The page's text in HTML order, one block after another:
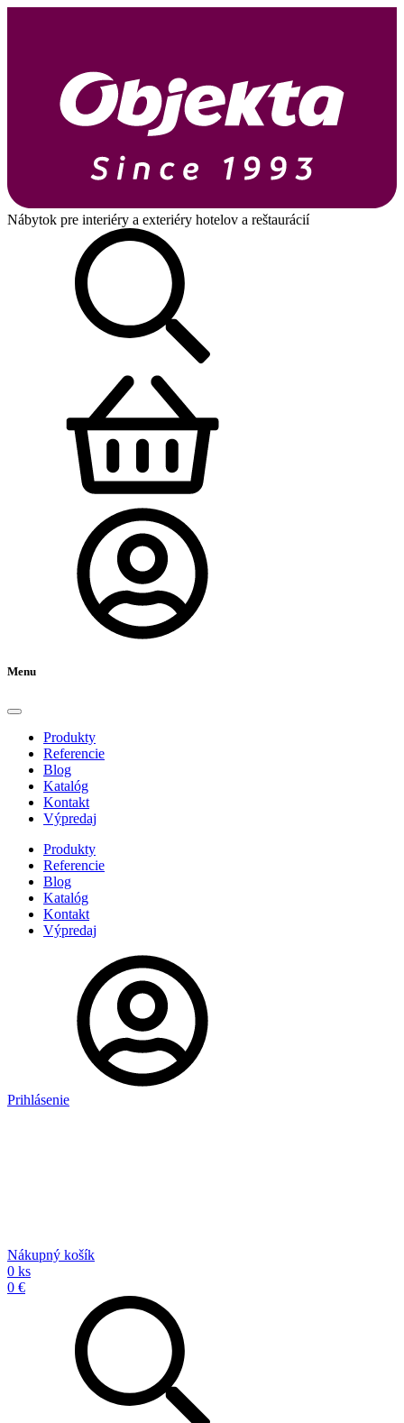
Nábytok pre interiéry a exteriéry hotelov a reštaurácií
Menu
Produkty
Referencie
Blog
Katalóg
Kontakt
Výpredaj
Produkty
Referencie
Blog
Katalóg
Kontakt
Výpredaj
Prihlásenie
Nákupný košík
0 ks
0 €